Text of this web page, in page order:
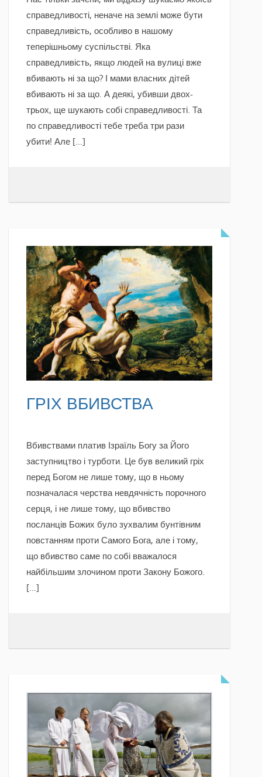
справедливості, неначе на землі може бути
справедливість, особливо в нашому
теперішньому суспільстві. Яка
справедливість, якщо людей на вулиці вже
вбивають ні за що? І мами власних дітей
вбивають ні за що. А деякі, убивши двох-
трьох, ще шукають собі справедливості. Та
по справедливості тебе треба три рази
убити! Але […]
READ MORE
ГРІХ ВБИВСТВА
Вбивствами платив Ізраїль Богу за Його
заступництво і турботи. Це був великий гріх
перед Богом не лише тому, що в ньому
позначалася черства невдячність порочного
серця, і не лише тому, що вбивство
посланців Божих було зухвалим бунтівним
повстанням проти Самого Бога, але і тому,
що вбивство саме по собі вважалося
найбільшим злочином проти Закону Божого.
[…]
READ MORE